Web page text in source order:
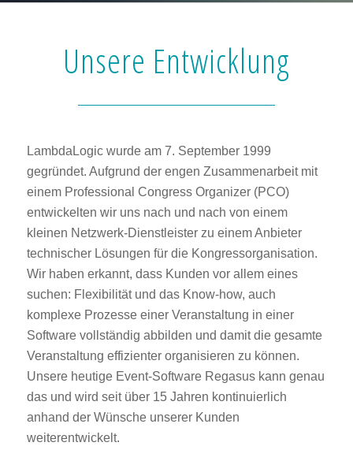
Unsere Entwicklung
LambdaLogic wurde am 7. September 1999
gegründet. Aufgrund der engen Zusammenarbeit mit
einem Professional Congress Organizer (PCO)
entwickelten wir uns nach und nach von einem
kleinen Netzwerk-Dienstleister zu einem Anbieter
technischer Lösungen für die Kongressorganisation.
Wir haben erkannt, dass Kunden vor allem eines
suchen: Flexibilität und das Know-how, auch
komplexe Prozesse einer Veranstaltung in einer
Software vollständig abbilden und damit die gesamte
Veranstaltung effizienter organisieren zu können.
Unsere heutige Event-Software Regasus kann genau
das und wird seit über 15 Jahren kontinuierlich
anhand der Wünsche unserer Kunden
weiterentwickelt.